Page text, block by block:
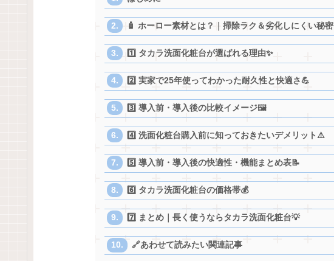
🧴 ホーロー素材とは？｜掃除ラク＆劣化しにくい秘密
1️⃣ タカラ洗面化粧台が選ばれる理由✨
2️⃣ 実家で25年使ってわかった耐久性と快適さ💪
3️⃣ 導入前・導入後の比較イメージ🖼️
4️⃣ 洗面化粧台購入前に知っておきたいデメリット⚠️
5️⃣ 導入前・導入後の快適性・機能まとめ表📝
6️⃣ タカラ洗面化粧台の価格帯💰
7️⃣ まとめ｜長く使うならタカラ洗面化粧台💡
🔗あわせて読みたい関連記事